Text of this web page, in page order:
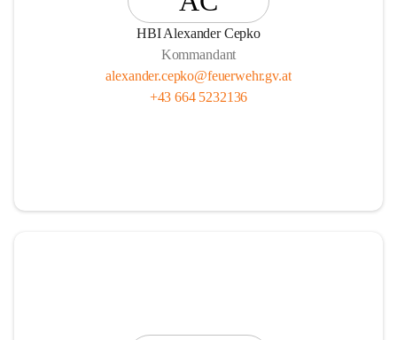
HBI Alexander Cepko
Kommandant
alexander.cepko@feuerwehr.gv.at
+43 664 5232136